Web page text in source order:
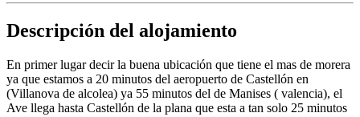
Descripción del alojamiento
En primer lugar decir la buena ubicación que tiene el mas de morera
ya que estamos a 20 minutos del aeropuerto de Castellón en
(Villanova de alcolea) ya 55 minutos del de Manises ( valencia), el
Ave llega hasta Castellón de la plana que esta a tan solo 25 minutos